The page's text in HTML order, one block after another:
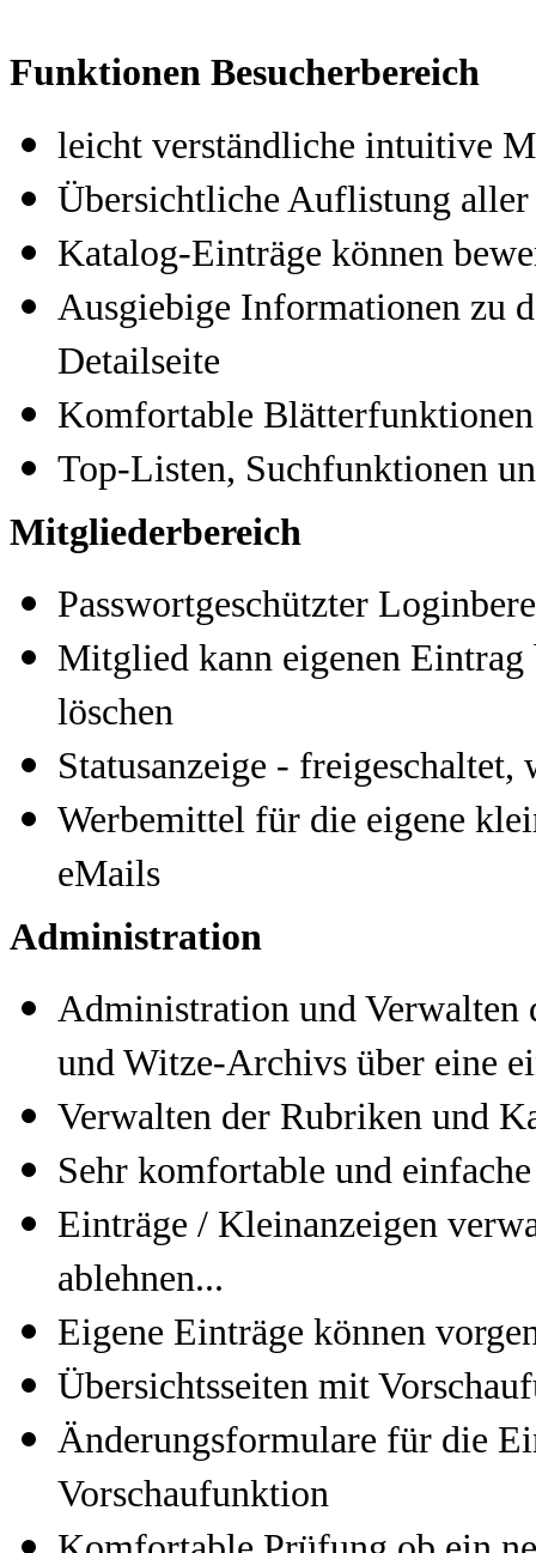
Funktionen Besucherbereich
leicht verständliche intuitive
Übersichtliche Auflistung
Katalog-Einträge können
Ausgiebige Informationen zu
Detailseite
Komfortable
Top-Listen, Suchfunktionen
Mitgliederbereich
Passwortgeschützter
Mitglied kann eigenen
löschen
Statusanzeige -
Werbemittel für die eigene
eMails
Administration
Administration und Verwalten
und Witze-Archivs über eine
Verwalten der Rubriken und
Sehr komfortable und
Einträge / Kleinanzeigen
ablehnen...
Eigene Einträge können
Übersichtsseiten mit
Änderungsformulare für die
Vorschaufunktion